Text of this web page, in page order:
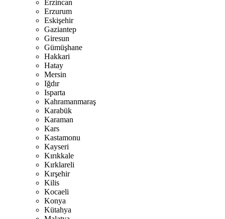
Erzincan
Erzurum
Eskişehir
Gaziantep
Giresun
Gümüşhane
Hakkari
Hatay
Mersin
Iğdır
Isparta
Kahramanmaraş
Karabük
Karaman
Kars
Kastamonu
Kayseri
Kırıkkale
Kırklareli
Kırşehir
Kilis
Kocaeli
Konya
Kütahya